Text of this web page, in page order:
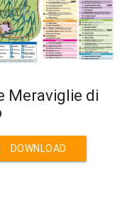
Meraviglie di
DOWNLOAD